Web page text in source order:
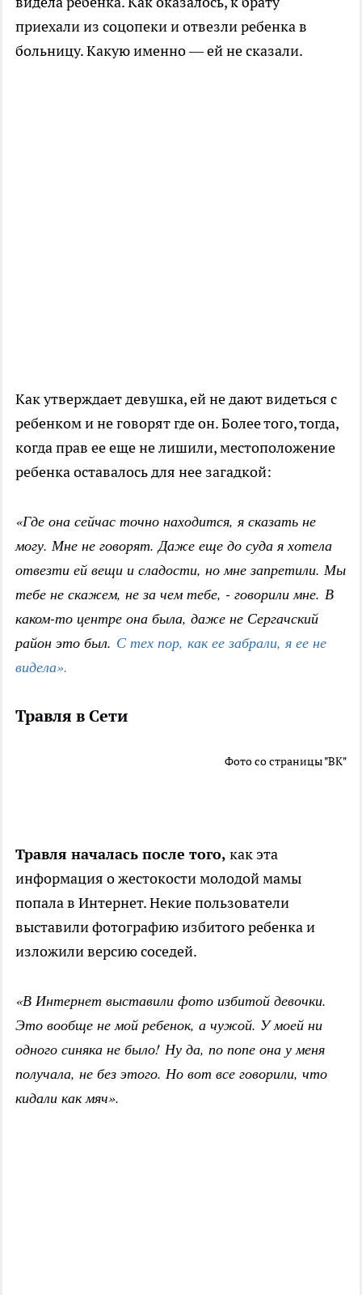
приехали из соцопеки и отвезли ребенка в
больницу. Какую именно — ей не сказали.
Как утверждает девушка, ей не дают видеться с
ребенком и не говорят где он. Более того, тогда,
когда прав ее еще не лишили, местоположение
ребенка оставалось для нее загадкой:
«Где она сейчас точно находится, я сказать не
могу. Мне не говорят. Даже еще до суда я хотела
отвезти ей вещи и сладости, но мне запретили. Мы
тебе не скажем, не за чем тебе, - говорили мне. В
каком-то центре она была, даже не Сергачский
район это был. С тех пор, как ее забрали, я ее не
видела».
Травля в Сети
Фото со страницы "ВК"
Травля началась после того, как эта
информация о жестокости молодой мамы
попала в Интернет. Некие пользователи
выставили фотографию избитого ребенка и
изложили версию соседей.
«В Интернет выставили фото избитой девочки.
Это вообще не мой ребенок, а чужой. У моей ни
одного синяка не было! Ну да, по попе она у меня
получала, не без этого. Но вот все говорили, что
кидали как мяч».